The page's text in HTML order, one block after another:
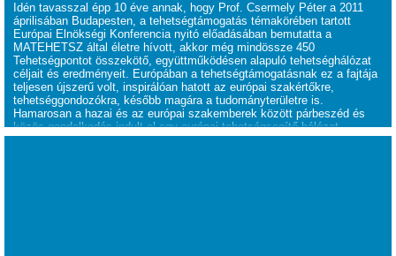
Idén tavasszal épp 10 éve annak, hogy Prof. Csermely Péter a 2011
áprilisában Budapesten, a tehetségtámogatás témakörében tartott
Európai Elnökségi Konferencia nyitó előadásában bemutatta a
MATEHETSZ által életre hívott, akkor még mindössze 450
Tehetségpontot összekötő, együttműködésen alapuló tehetséghálózat
céljait és eredményeit. Európában a tehetségtámogatásnak ez a fajtája
teljesen újszerű volt, inspirálóan hatott az európai szakértőkre,
tehetséggondozókra, később magára a tudományterületre is.
Hamarosan a hazai és az európai szakemberek között párbeszéd és
közös gondolkodás indult el egy európai tehetségsegítő hálózat
létrehozásával kapcsolatban.